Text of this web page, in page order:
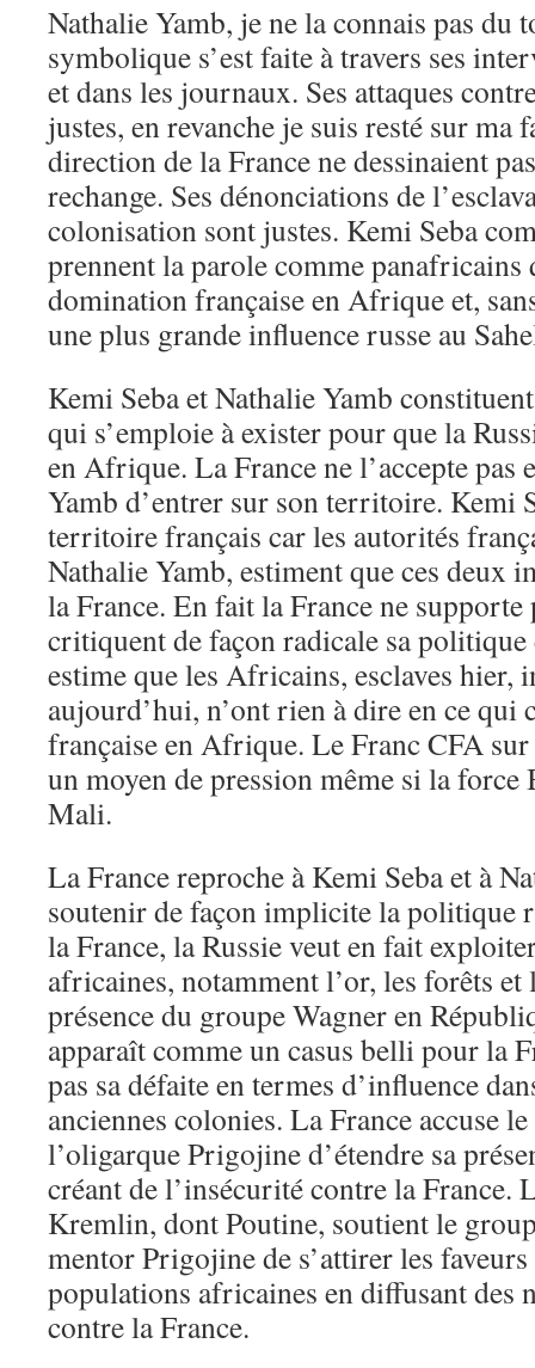
Nathalie Yamb, je ne la connais pas du
symbolique s’est faite à travers ses
et dans les journaux. Ses attaques
justes, en revanche je suis resté sur ma
direction de la France ne dessinaient
rechange. Ses dénonciations de
colonisation sont justes. Kemi Seba
prennent la parole comme panafricains
domination française en Afrique et,
une plus grande influence russe au
Kemi Seba et Nathalie Yamb
qui s’emploie à exister pour que la
en Afrique. La France ne l’accepte pas
Yamb d’entrer sur son territoire. Kemi
territoire français car les autorités
Nathalie Yamb, estiment que ces deux
la France. En fait la France ne
critiquent de façon radicale sa
estime que les Africains, esclaves hier,
aujourd’hui, n’ont rien à dire en ce
française en Afrique. Le Franc CFA
un moyen de pression même si la force
Mali.
La France reproche à Kemi Seba et à
soutenir de façon implicite la politique
la France, la Russie veut en fait
africaines, notamment l’or, les forêts
présence du groupe Wagner en
apparaît comme un casus belli pour la
pas sa défaite en termes d’influence
anciennes colonies. La France accuse
l’oligarque Prigojine d’étendre sa
créant de l’insécurité contre la France.
Kremlin, dont Poutine, soutient le
mentor Prigojine de s’attirer les
populations africaines en diffusant des
contre la France.